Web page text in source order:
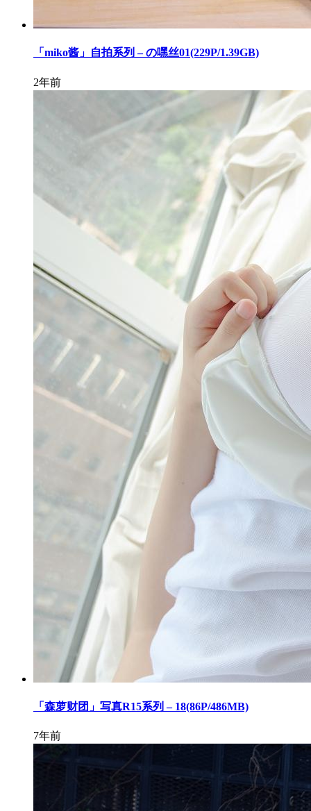
「miko酱」自拍系列 – の嘿丝01(229P/1.39GB)
2年前
「森萝财团」写真R15系列 – 18(86P/486MB)
7年前